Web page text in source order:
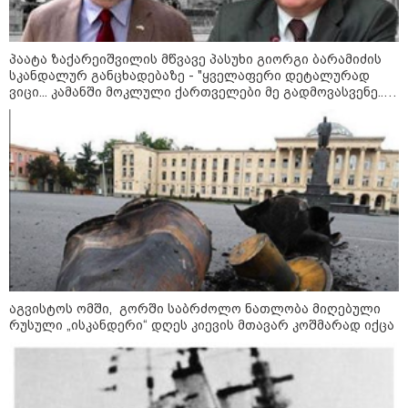
მკვლელობა პირდაპირ ეთერში:
ცნობილ "ტიკტოკერს" ლაივის
დროს ესროლეს, ის ადგილზე
გარდაიცვალა - რას ამბობს
მომხდარზე მექსიკის პოლიცია
კატეგორიის ყველა სიახლე
2008 წლის რუსეთ-საქართველოს
ომის მე-18 წლისთავთან
დაკავშირებით ადმინისტრაციულ
შენობებზე სახელმწიფო დროშები
დაეშვა
გიორგი ბარამიძე - ომის პირველ
დღეებში, ტყვეების გაცვლის, თუ
სხვა მძიმე პროცესების
პაატა ზაქარეიშვილის მწვავე პასუხი გიორგი ბარამიძის
სკანდალურ განცხადებაზე - "ყველაფერი დეტალურად
ვიცი... კამანში მოკლული ქართველები მე გადმოვასვენე...
ბარამიძე კი ტყუის"
აგვისტოს ომში, გორში საბრძოლო ნათლობა მიღებული
რუსული „ისკანდერი“ დღეს კიევის მთავარ კოშმარად იქცა